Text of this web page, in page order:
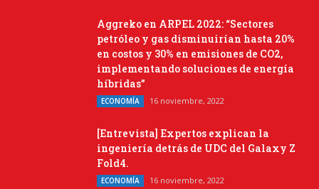
Aggreko en ARPEL 2022: “Sectores
petróleo y gas disminuirían hasta 20%
en costos y 30% en emisiones de CO2,
implementando soluciones de energía
híbridas”
ECONOMÍA 16 noviembre, 2022
[Entrevista] Expertos explican la
ingeniería detrás de UDC del Galaxy Z
Fold4.
ECONOMÍA 16 noviembre, 2022